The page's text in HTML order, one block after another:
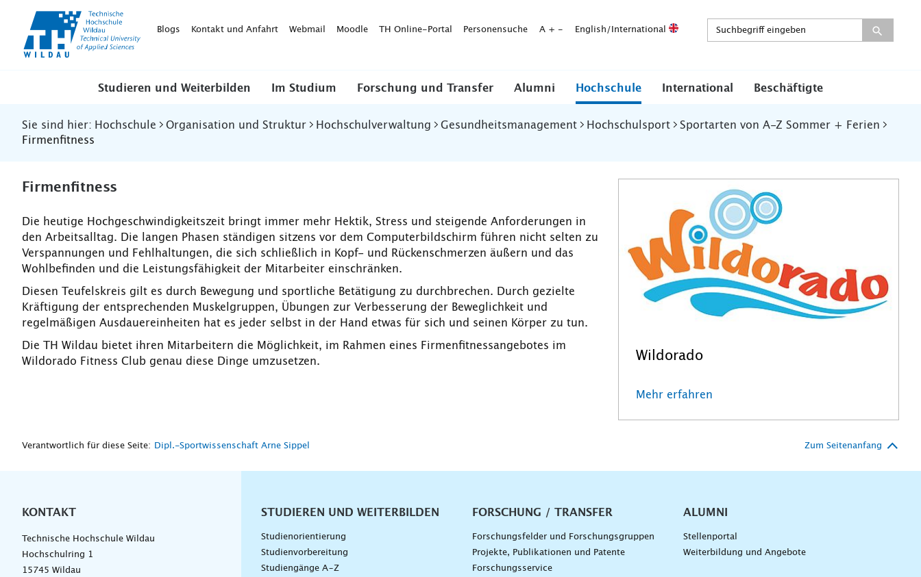
WildauBlogs Kontakt und Anfahrt Webmail Moodle TH Online-Portal Personensuche A + - English/International
Studieren und Weiterbilden Im Studium Forschung und Transfer Alumni Hochschule International Beschäftigte
Sie sind hier: Hochschule Organisation und Struktur Hochschulverwaltung Gesundheitsmanagement Hochschulsport
Sportarten von A-Z Sommer + Ferien
Firmenfitness
Firmenfitness
Die heutige Hochgeschwindigkeitszeit bringt immer mehr Hektik, Stress und steigende Anforderungen in
den Arbeitsalltag. Die langen Phasen ständigen sitzens vor dem Computerbildschirm führen nicht selten zu
Verspannungen und Fehlhaltungen, die sich schließlich in Kopf- und Rückenschmerzen äußern und das
Wohlbefinden und die Leistungsfähigkeit der Mitarbeiter einschränken.
Diesen Teufelskreis gilt es durch Bewegung und sportliche Betätigung zu durchbrechen. Durch gezielte
Kräftigung der entsprechenden Muskelgruppen, Übungen zur Verbesserung der Beweglichkeit und
regelmäßigen Ausdauereinheiten hat es jeder selbst in der Hand etwas für sich und seinen Körper zu tun.
Die TH Wildau bietet ihren Mitarbeitern die Möglichkeit, im Rahmen eines Firmenfitnessangebotes im
Wildorado Fitness Club genau diese Dinge umzusetzen.
Wildorado
Mehr erfahren
Verantwortlich für diese Seite: Dipl.-Sportwissenschaft Arne Sippel Zum Seitenanfang
KONTAKT
Technische Hochschule Wildau
Hochschulring 1
15745 Wildau
Unternavigation
STUDIEREN UND WEITERBILDEN
Studienorientierung
Studienvorbereitung
Studiengänge A–Z
FORSCHUNG / TRANSFER
Forschungsfelder und Forschungsgruppen
Projekte, Publikationen und Patente
Forschungsservice
ALUMNI
Stellenportal
Weiterbildung und Angebote